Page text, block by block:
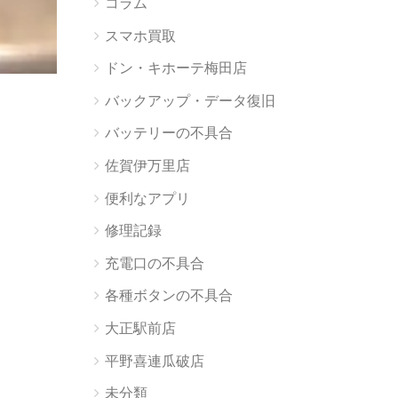
コラム
スマホ買取
ドン・キホーテ梅田店
バックアップ・データ復旧
バッテリーの不具合
佐賀伊万里店
便利なアプリ
修理記録
充電口の不具合
各種ボタンの不具合
大正駅前店
平野喜連瓜破店
未分類